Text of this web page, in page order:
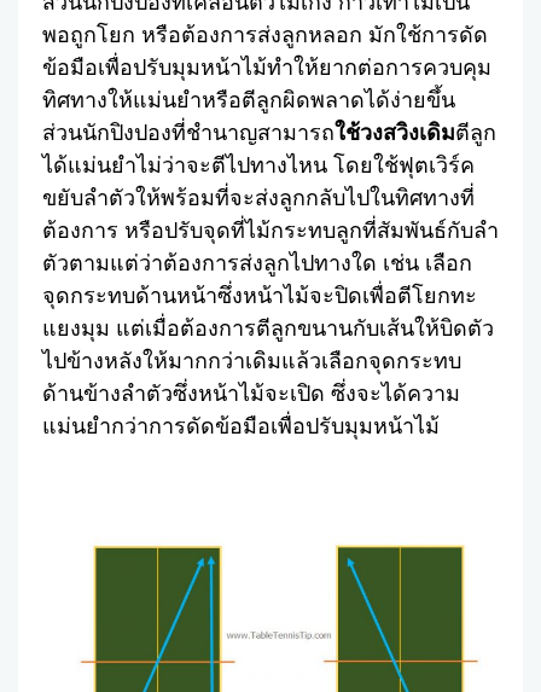
พอถูกโยก หรือต้องการส่งลูกหลอก มักใช้การดัด
ข้อมือเพื่อปรับมุมหน้าไม้ทำให้ยากต่อการควบคุม
ทิศทางให้แม่นยำหรือตีลูกผิดพลาดได้ง่ายขึ้น
ส่วนนักปิงปองที่ชำนาญสามารถใช้วงสวิงเดิมตีลูก
ได้แม่นยำไม่ว่าจะตีไปทางไหน โดยใช้ฟุตเวิร์ค
ขยับลำตัวให้พร้อมที่จะส่งลูกกลับไปในทิศทางที่
ต้องการ หรือปรับจุดที่ไม้กระทบลูกที่สัมพันธ์กับลำ
ตัวตามแต่ว่าต้องการส่งลูกไปทางใด เช่น เลือก
จุดกระทบด้านหน้าซึ่งหน้าไม้จะปิดเพื่อตีโยกทะ
แยงมุม แต่เมื่อต้องการตีลูกขนานกับเส้นให้บิดตัว
ไปข้างหลังให้มากกว่าเดิมแล้วเลือกจุดกระทบ
ด้านข้างลำตัวซึ่งหน้าไม้จะเปิด ซึ่งจะได้ความ
แม่นยำกว่าการดัดข้อมือเพื่อปรับมุมหน้าไม้